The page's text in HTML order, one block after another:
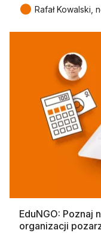
● Rafał Kowalski,
EduNGO: Poznaj
organizacji